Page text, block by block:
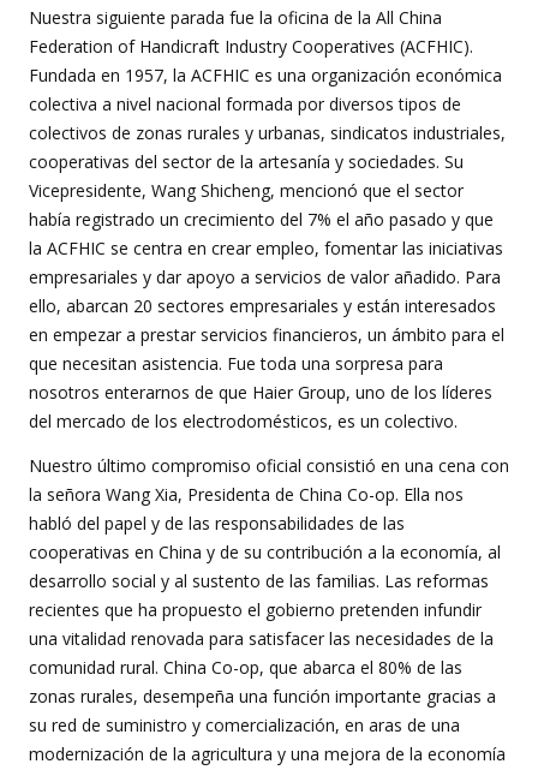
Nuestra siguiente parada fue la oficina de la All China
Federation of Handicraft Industry Cooperatives (ACFHIC).
Fundada en 1957, la ACFHIC es una organización económica
colectiva a nivel nacional formada por diversos tipos de
colectivos de zonas rurales y urbanas, sindicatos industriales,
cooperativas del sector de la artesanía y sociedades. Su
Vicepresidente, Wang Shicheng, mencionó que el sector
había registrado un crecimiento del 7% el año pasado y que
la ACFHIC se centra en crear empleo, fomentar las iniciativas
empresariales y dar apoyo a servicios de valor añadido. Para
ello, abarcan 20 sectores empresariales y están interesados
en empezar a prestar servicios financieros, un ámbito para el
que necesitan asistencia. Fue toda una sorpresa para
nosotros enterarnos de que Haier Group, uno de los líderes
del mercado de los electrodomésticos, es un colectivo.
Nuestro último compromiso oficial consistió en una cena con
la señora Wang Xia, Presidenta de China Co-op. Ella nos
habló del papel y de las responsabilidades de las
cooperativas en China y de su contribución a la economía, al
desarrollo social y al sustento de las familias. Las reformas
recientes que ha propuesto el gobierno pretenden infundir
una vitalidad renovada para satisfacer las necesidades de la
comunidad rural. China Co-op, que abarca el 80% de las
zonas rurales, desempeña una función importante gracias a
su red de suministro y comercialización, en aras de una
modernización de la agricultura y una mejora de la economía